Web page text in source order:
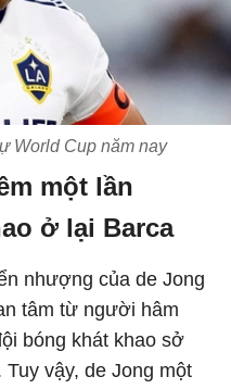
World Cup năm nay
một lần
ở lại Barca
nhượng của de Jong
tâm từ người hâm
bóng khát khao sở
vậy, de Jong một